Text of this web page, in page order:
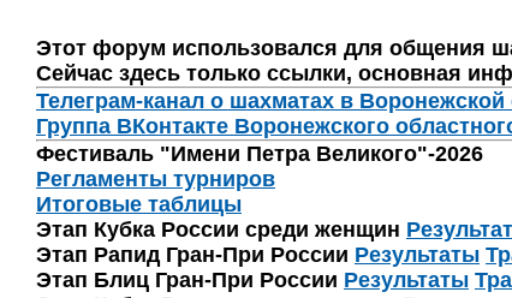
Этот форум использовался для общения
Сейчас здесь только ссылки, основная
Телеграм-канал о шахматах в Воронежской
Группа ВКонтакте Воронежского
Фестиваль "Имени Петра Великого"-2026
Регламенты турниров
Итоговые таблицы
Этап Кубка России среди женщин
Этап Рапид Гран-При России Результаты
Этап Блиц Гран-При России Результаты